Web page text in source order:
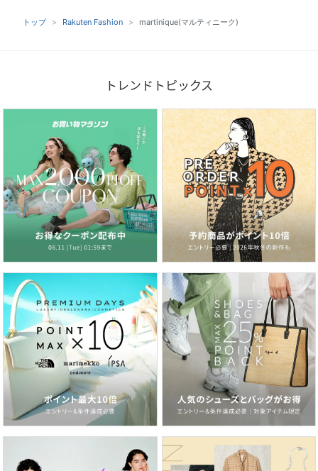
トップ Rakuten Fashion martinique(マルティニーク)
トレンドトピックス